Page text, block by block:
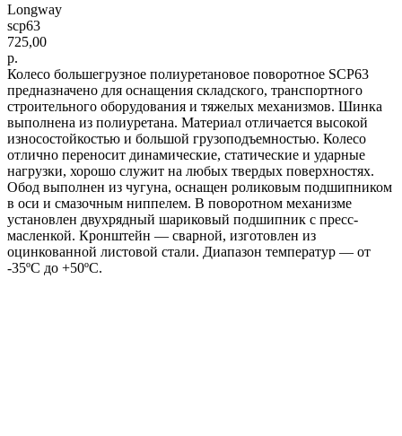
Longway
scp63
725,00
р.
Колесо большегрузное полиуретановое поворотное SCP63
предназначено для оснащения складского, транспортного
строительного оборудования и тяжелых механизмов. Шинка
выполнена из полиуретана. Материал отличается высокой
износостойкостью и большой грузоподъемностью. Колесо
отлично переносит динамические, статические и ударные
нагрузки, хорошо служит на любых твердых поверхностях.
Обод выполнен из чугуна, оснащен роликовым подшипником
в оси и смазочным ниппелем. В поворотном механизме
установлен двухрядный шариковый подшипник с пресс-
масленкой. Кронштейн — сварной, изготовлен из
оцинкованной листовой стали. Диапазон температур — от
-35ºC до +50ºC.